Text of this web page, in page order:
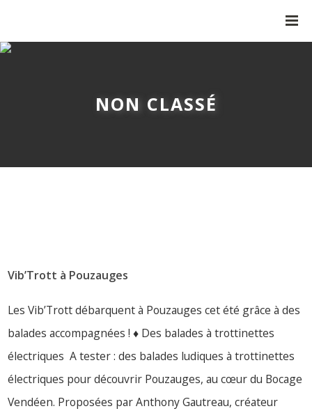
NON CLASSÉ
Vib’Trott à Pouzauges
Les Vib’Trott débarquent à Pouzauges cet été grâce à des
balades accompagnées ! ♦ Des balades à trottinettes
électriques A tester : des balades ludiques à trottinettes
électriques pour découvrir Pouzauges, au cœur du Bocage
Vendéen. Proposées par Anthony Gautreau, créateur